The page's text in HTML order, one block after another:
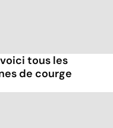
tous les
de courge